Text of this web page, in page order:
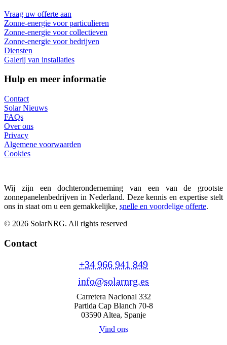
Vraag uw offerte aan
Zonne-energie voor particulieren
Zonne-energie voor collectieven
Zonne-energie voor bedrijven
Diensten
Galerij van installaties
Hulp en meer informatie
Contact
Solar Nieuws
FAQs
Over ons
Privacy
Algemene voorwaarden
Cookies
Wij zijn een dochteronderneming van een van de grootste
zonnepanelenbedrijven in Nederland. Deze kennis en expertise stelt
ons in staat om u een gemakkelijke, snelle en voordelige offerte.
© 2026 SolarNRG. All rights reserved
Contact
+34 966 941 849
info@solarnrg.es
Carretera Nacional 332
Partida Cap Blanch 70-8
03590 Altea, Spanje
Vind ons